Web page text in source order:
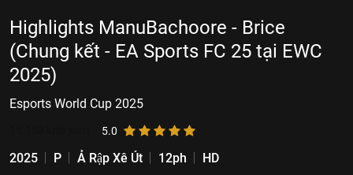
Highlights ManuBachoore - Brice
(Chung kết - EA Sports FC 25 tại EWC
2025)
Esports World Cup 2025
5.0
2025 P Ả Rập Xê Út 12ph
HD